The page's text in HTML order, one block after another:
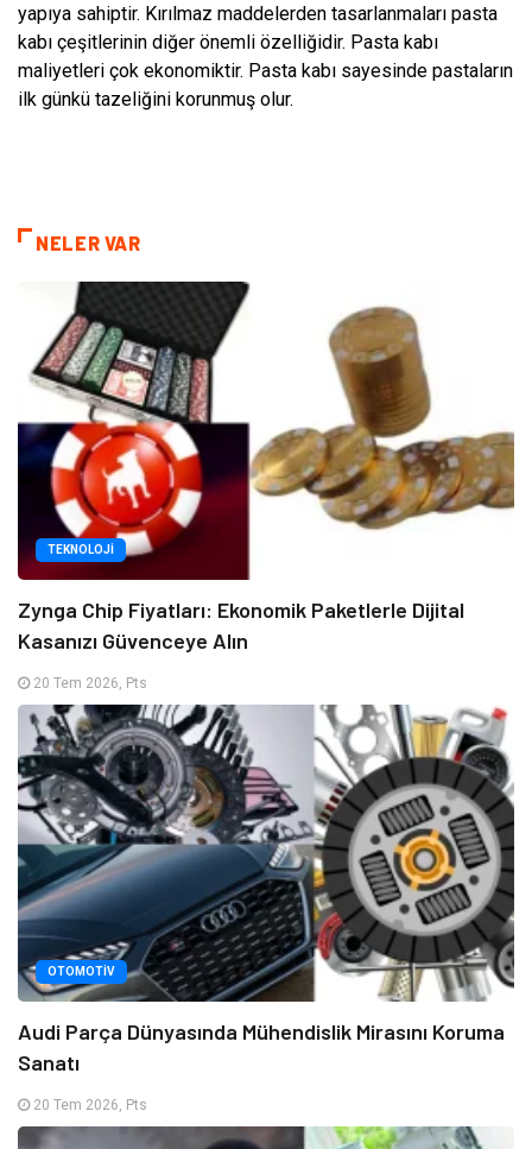
yapıya sahiptir. Kırılmaz maddelerden tasarlanmaları pasta
kabı çeşitlerinin diğer önemli özelliğidir. Pasta kabı
maliyetleri çok ekonomiktir. Pasta kabı sayesinde pastaların
ilk günkü tazeliğini korunmuş olur.
NELER VAR
TEKNOLOJI
Zynga Chip Fiyatları: Ekonomik Paketlerle Dijital
Kasanızı Güvenceye Alın
20 Tem 2026, Pts
OTOMOTIV
Audi Parça Dünyasında Mühendislik Mirasını Koruma
Sanatı
20 Tem 2026, Pts